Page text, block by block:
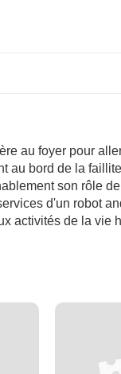
au foyer pour
au bord de la
son rôle
d'un robot
activités de la vie